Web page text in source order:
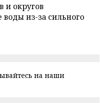
и округов
воды из-за сильного
на наши